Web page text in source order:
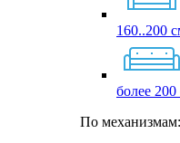
160..200
более
По механизмам: